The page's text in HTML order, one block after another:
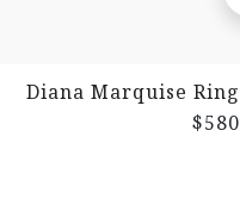
Diana Marquise Ring
$580